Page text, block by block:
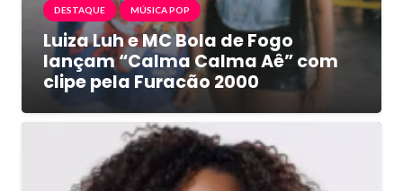
DESTAQUE MÚSICA POP
Luiza Luh e MC Bola de Fogo
lançam “Calma Calma Aê” com
clipe pela Furacão 2000